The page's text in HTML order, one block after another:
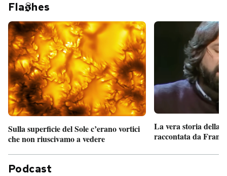
Fla hes
Sulla superficie del Sole c’erano vortici
che non riuscivamo a vedere
La vera storia della
raccontata da
Podcast